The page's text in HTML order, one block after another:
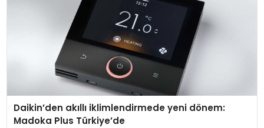
Daikin’den akıllı iklimlendirmede yeni dönem:
Madoka Plus Türkiye’de